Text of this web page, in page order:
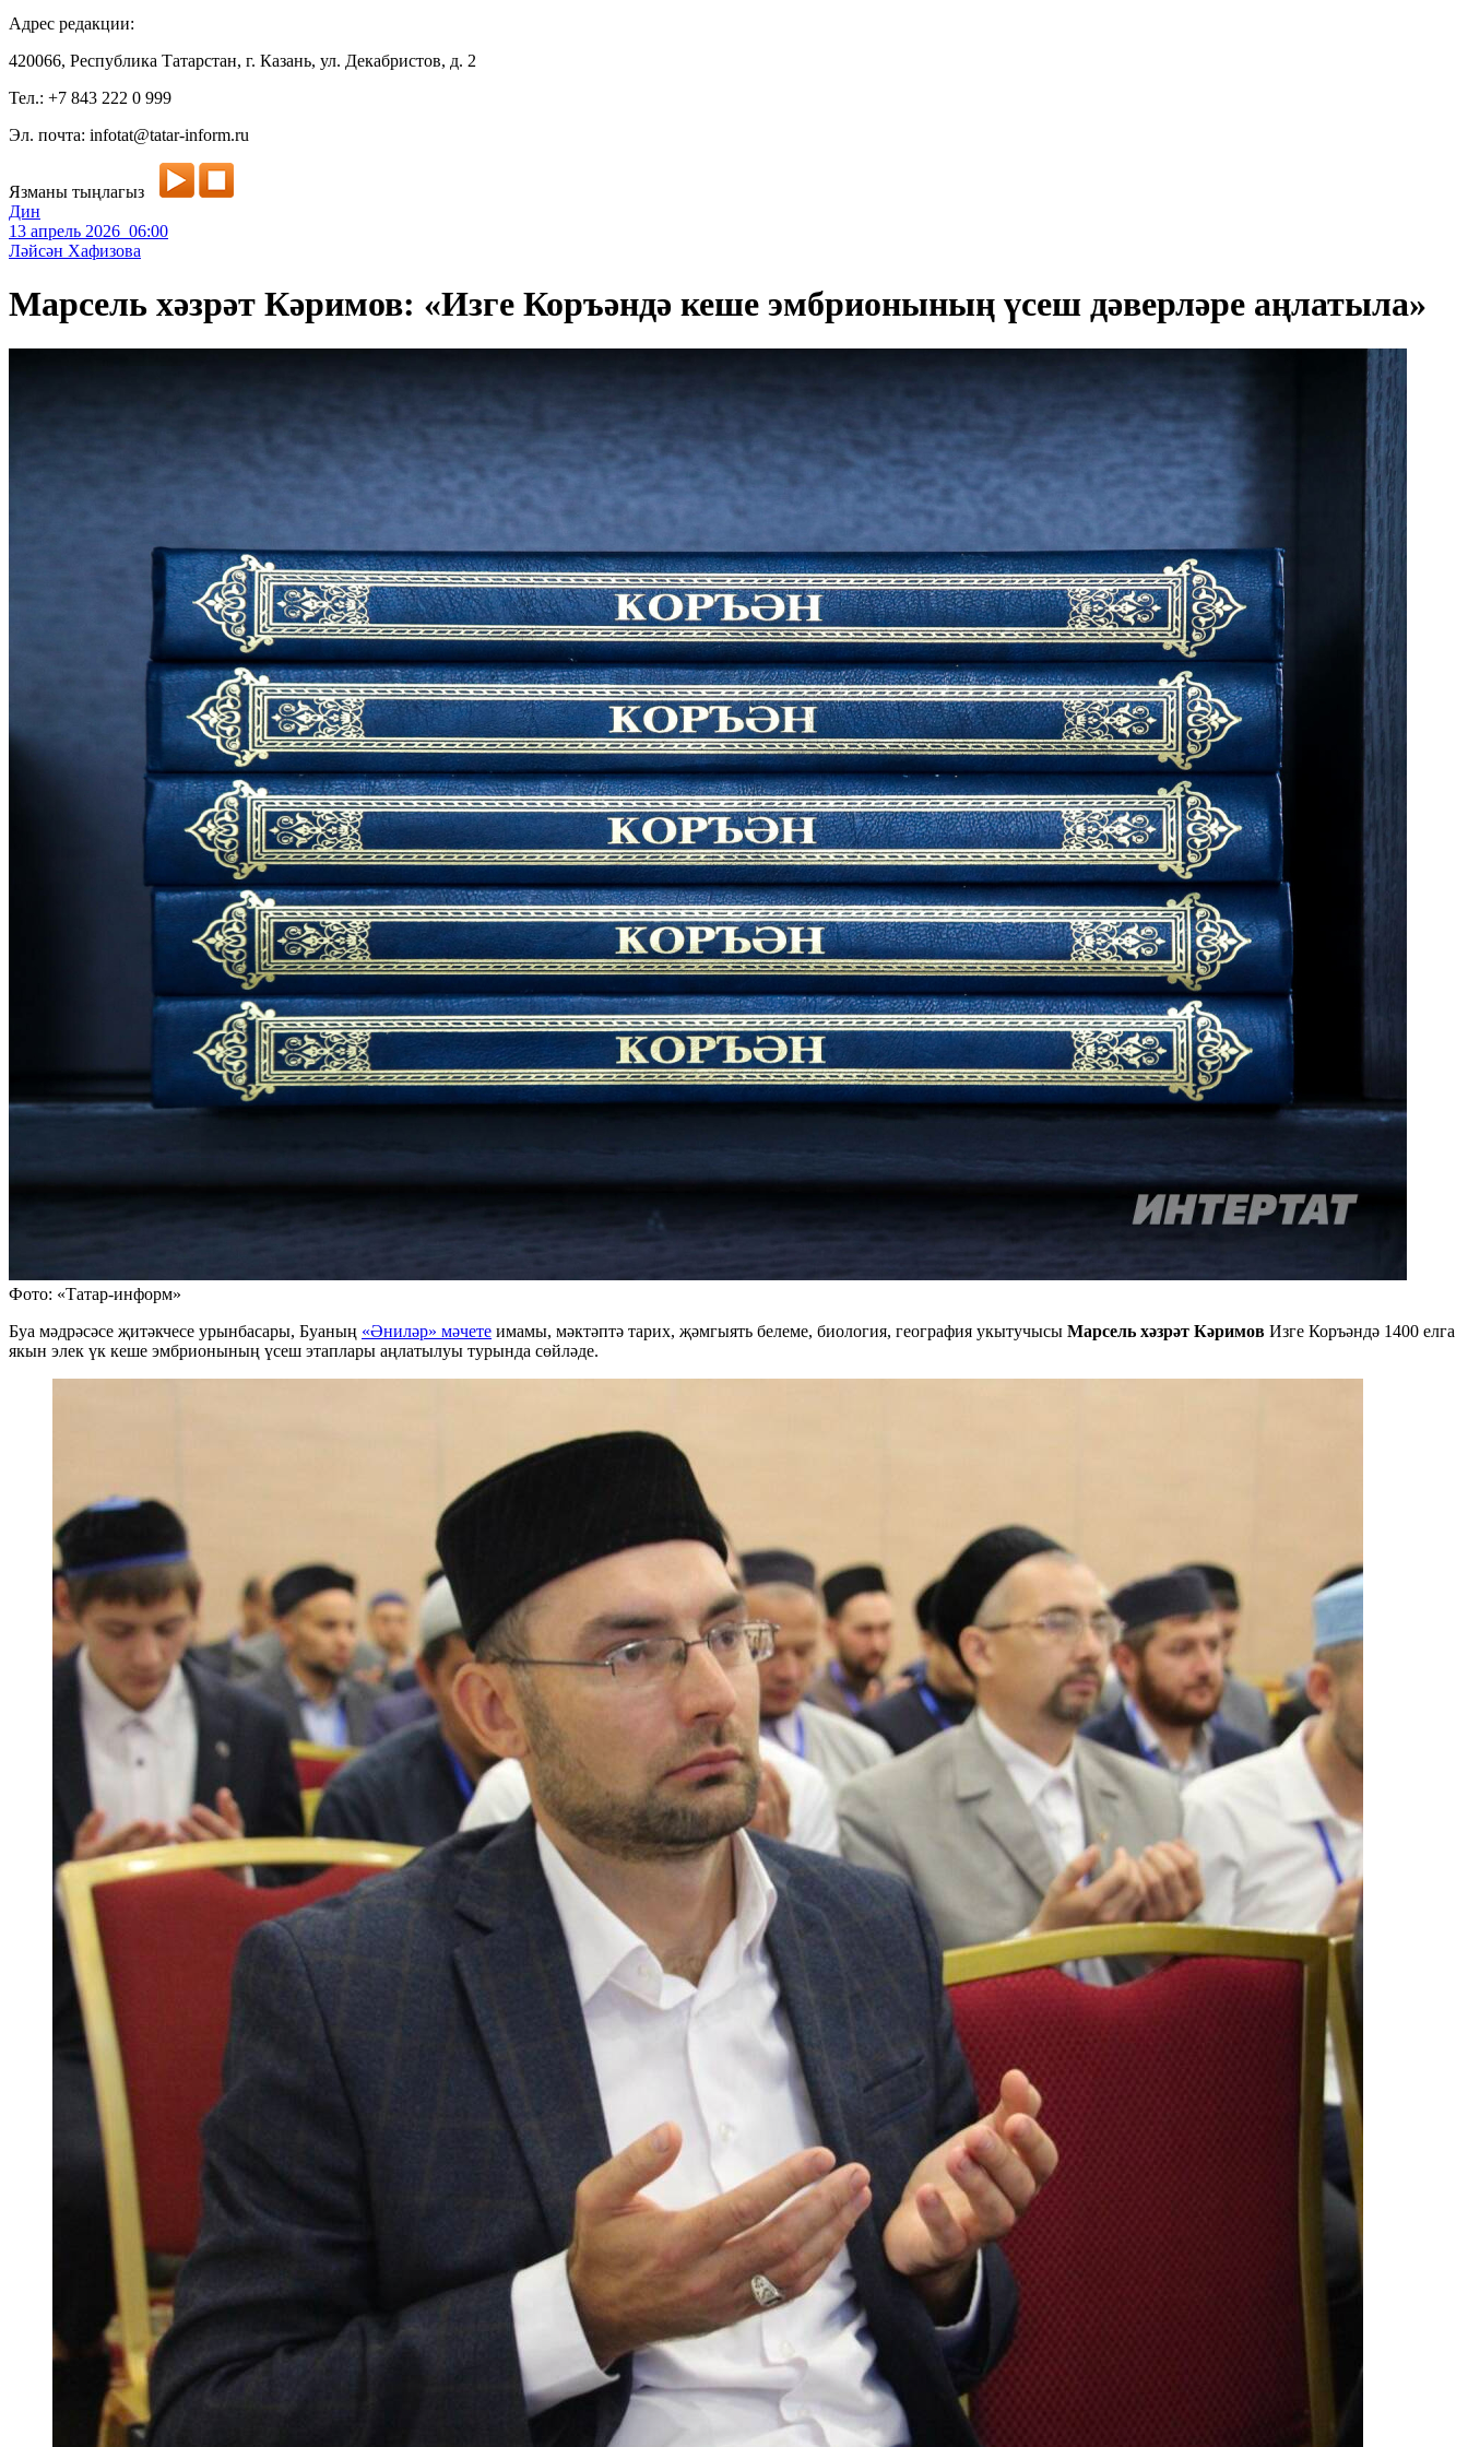
Адрес редакции:
420066, Республика Татарстан, г. Казань, ул. Декабристов, д. 2
Тел.: +7 843 222 0 999
Эл. почта: infotat@tatar-inform.ru
Язманы тыңлагыз
Дин
13 апрель 2026 06:00
Ләйсән Хафизова
Марсель хәзрәт Кәримов: «Изге Коръәндә кеше эмбрионының үсеш дәверләре аңлатыла»
Фото: «Татар-информ»
Буа мәдрәсәсе җитәкчесе урынбасары, Буаның «Әниләр» мәчете имамы, мәктәптә тарих, җәмгыять белеме, биология, география укытучысы Марсель хәзрәт Кәримов Изге Коръәндә 1400 елга
якын элек үк кеше эмбрионының үсеш этаплары аңлатылуы турында сөйләде.